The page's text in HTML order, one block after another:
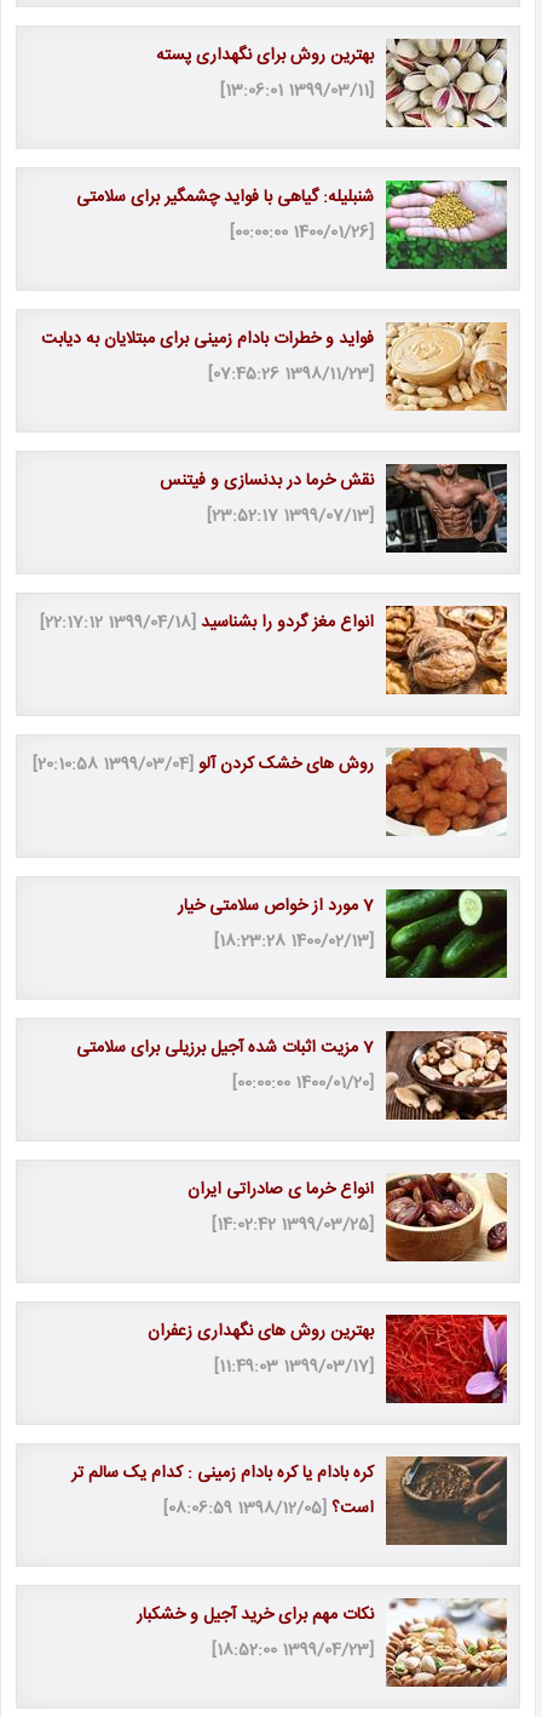
بهترین روش برای نگهداری پسته
[1399/03/11 13:06:01]
شنبلیله: گیاهی با فواید چشمگیر برای سلامتی
[1400/01/26 00:00:00]
فواید و خطرات بادام زمینی برای مبتلایان به دیابت
[1398/11/23 07:45:26]
نقش خرما در بدنسازی و فیتنس
[1399/07/13 23:52:17]
انواع مغز گردو را بشناسید[1399/04/18 22:17:12]
روش های خشک کردن آلو[1399/03/04 20:10:58]
7 مورد از خواص سلامتی خیار
[1400/02/13 18:23:28]
7 مزیت اثبات شده آجیل برزیلی برای سلامتی
[1400/01/20 00:00:00]
انواع خرما ی صادراتی ایران
[1399/03/25 14:02:42]
بهترین روش های نگهداری زعفران
[1399/03/17 11:49:03]
کره بادام یا کره بادام زمینی : کدام یک سالم تر
است؟[1398/12/05 08:06:59]
نکات مهم برای خرید آجیل و خشکبار
[1399/04/23 18:52:00]